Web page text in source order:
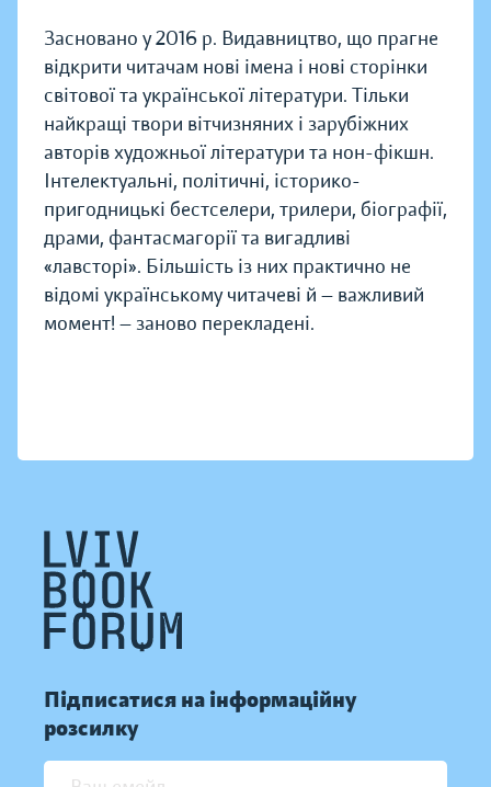
Засновано у 2016 р. Видавництво, що прагне
відкрити читачам нові імена і нові сторінки
світової та української літератури. Тільки
найкращі твори вітчизняних і зарубіжних
авторів художньої літератури та нон-фікшн.
Інтелектуальні, політичні, історико-
пригодницькі бестселери, трилери, біографії,
драми, фантасмагорії та вигадливі
«лавсторі». Більшість із них практично не
відомі українському читачеві й — важливий
момент! — заново перекладені.
Підписатися на інформаційну
розсилку